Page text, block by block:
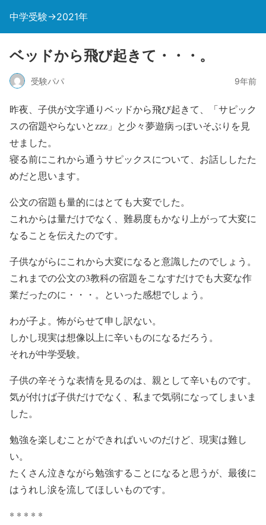
中学受験→2021年
ベッドから飛び起きて・・・。
受験パパ 9年前
昨夜、子供が文字通りベッドから飛び起きて、「サピック
スの宿題やらないとzzz」と少々夢遊病っぽいそぶりを見
せました。
寝る前にこれから通うサピックスについて、お話ししたた
めだと思います。
公文の宿題も量的にはとても大変でした。
これからは量だけでなく、難易度もかなり上がって大変に
なることを伝えたのです。
子供ながらにこれから大変になると意識したのでしょう。
これまでの公文の3教科の宿題をこなすだけでも大変な作
業だったのに・・・。といった感想でしょう。
わが子よ。怖がらせて申し訳ない。
しかし現実は想像以上に辛いものになるだろう。
それが中学受験。
子供の辛そうな表情を見るのは、親として辛いものです。
気が付けば子供だけでなく、私まで気弱になってしまいま
した。
勉強を楽しむことができればいいのだけど、現実は難し
い。
たくさん泣きながら勉強することになると思うが、最後に
はうれし涙を流してほしいものです。
* * * * *